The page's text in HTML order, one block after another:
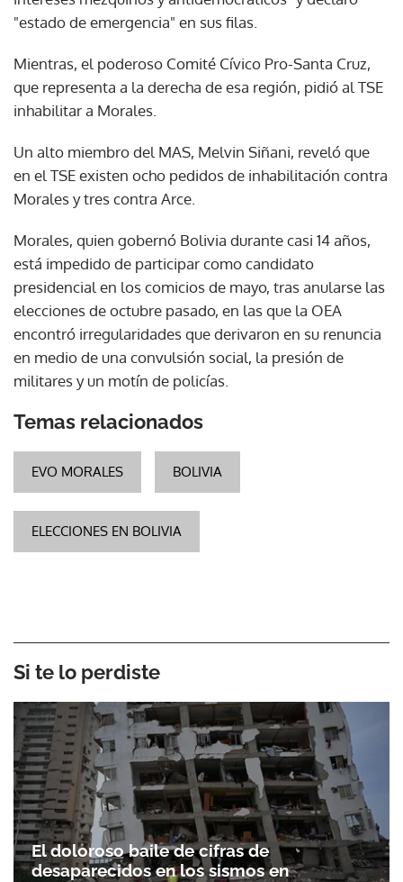
"estado de emergencia" en sus filas.
Mientras, el poderoso Comité Cívico Pro-Santa Cruz,
que representa a la derecha de esa región, pidió al TSE
inhabilitar a Morales.
Un alto miembro del MAS, Melvin Siñani, reveló que
en el TSE existen ocho pedidos de inhabilitación contra
Morales y tres contra Arce.
Morales, quien gobernó Bolivia durante casi 14 años,
está impedido de participar como candidato
presidencial en los comicios de mayo, tras anularse las
elecciones de octubre pasado, en las que la OEA
encontró irregularidades que derivaron en su renuncia
en medio de una convulsión social, la presión de
militares y un motín de policías.
Temas relacionados
EVO MORALES BOLIVIA
ELECCIONES EN BOLIVIA
Si te lo perdiste
El doloroso baile de cifras de
desaparecidos en los sismos en